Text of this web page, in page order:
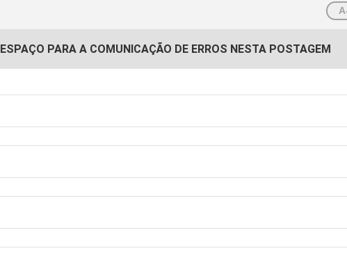
ESPAÇO PARA A COMUNICAÇÃO DE ERROS NESTA POSTAGEM